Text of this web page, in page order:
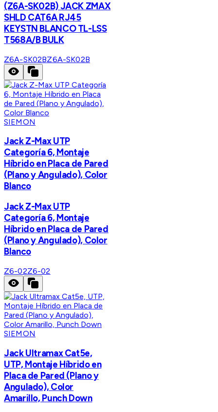
(Z6A-SK02B) JACK ZMAX
SHLD CAT6A RJ45
KEYSTN BLANCO TL-LSS
T568A/B BULK
Z6A-SK02BZ6A-SK02B
SIEMON
Jack Z-Max UTP
Categoría 6, Montaje
Híbrido en Placa de Pared
(Plano y Angulado), Color
Blanco
Jack Z-Max UTP
Categoría 6, Montaje
Híbrido en Placa de Pared
(Plano y Angulado), Color
Blanco
Z6-02Z6-02
SIEMON
Jack Ultramax Cat5e,
UTP, Montaje Híbrido en
Placa de Pared (Plano y
Angulado), Color
Amarillo, Punch Down